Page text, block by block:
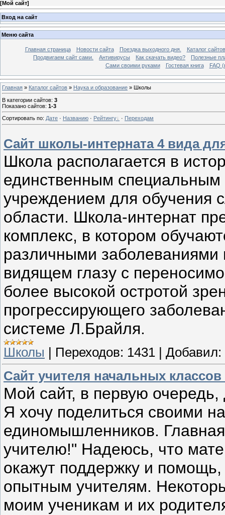
[Мой сайт]
Вход на сайт
Меню сайта
Главная страница Новости сайта Поездка выходного дня.
Каталог сайтов
Продвигаем сайт сами.
Антивирусы Как скачать видео?
Полезные
Сами своими руками
Гостевая книга FAQ
Главная » Каталог сайтов » Наука и образование » Школы
В категории сайтов: 3
Показано сайтов: 1-3
Сортировать по: Дате · Названию · Рейтингу · Переходам
Сайт школы-интерната 4 вида
Школа располагается в
единственным
учреждением для обучения
области. Школа-интернат
комплекс, в котором
различными заболеваниями
видящем глазу с
более высокой остротой
прогрессирующего
системе Л.Брайля.
Школы | Переходов: 1431 | Добавил:
Сайт учителя начальных
Мой сайт, в первую
Я хочу поделиться своими
единомышленников.
учителю!" Надеюсь, что
окажут поддержку и
опытным учителям.
моим ученикам и их